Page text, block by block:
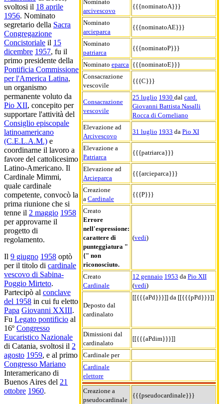
Nominato
arcivescovo
{{{nominatoA}}}
Nominato
arcieparca
{{{nominatoAE}}}
Nominato
patriarca
{{{nominatoP}}}
Nominato eparca {{{nominatoE}}}
Consacrazione
vescovile
{{{C}}}
Consacrazione
vescovile
25 luglio 1930 dal card.
Giovanni Battista Nasalli
Rocca di Corneliano
Elevazione ad
Arcivescovo
31 luglio 1933 da Pio XI
Elevazione a
Patriarca
{{{patriarca}}}
Elevazione ad
Arcieparca
{{{arcieparca}}}
Creazione
a Cardinale
{{{P}}}
Creato
Errore
nell'espressione:
carattere di
punteggiatura "
{" non
riconosciuto.
(vedi)
Creato
Cardinale
12 gennaio 1953 da Pio XII
(vedi)
Deposto dal
cardinalato
[[{{{aPd}}}]] da [[{{{pPd}}}]]
Dimissioni dal
cardinalato
[[{{{aPdim}}}]]
Cardinale per
Cardinale
elettore
Creazione a
pseudocardinale
{{{pseudocardinale}}}
svoltosi il 18 aprile
1956. Nominato
segretario della Sacra
Congregazione
Concistoriale il 15
dicembre 1957, fu il
primo presidente della
Pontificia Commissione
per l'America Latina,
un organismo
permanente voluto da
Pio XII, concepito per
supportare l'attività del
Consiglio episcopale
latinoamericano
(C.E.L.A.M.) e
coordinarne il lavoro a
favore del cattolicesimo
Latino-Americano. Il
Cardinale Mimmi,
quale cardinale
competente, convocò la
prima riunione che si
tenne il 2 maggio 1958
per approvarne il
progetto di
regolamento.
Il 9 giugno 1958 optò
per il titolo di cardinale
vescovo di Sabina-
Poggio Mirteto.
Partecipò al conclave
del 1958 in cui fu eletto
Papa Giovanni XXIII.
Fu Legato pontificio al
16º Congresso
Eucaristico Nazionale
di Catania, svoltosi il 2
agosto 1959, e al primo
Congresso Mariano
Interamericano di
Buenos Aires del 21
ottobre 1960.